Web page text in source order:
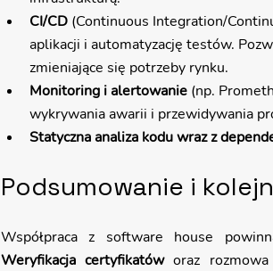
CI/CD (Continuous Integration/
aplikacji i automatyzację testów.
zmieniające się potrzeby rynku.
Monitoring i alertowanie (np.
wykrywania awarii i przewidywania
Statyczna analiza kodu wraz z
Podsumowanie i
Weryfikacja certyfikatów oraz